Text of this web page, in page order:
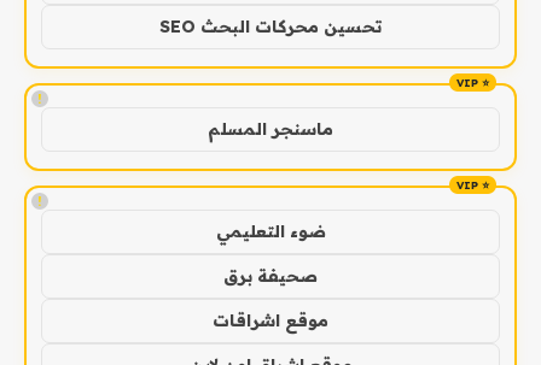
تحسين محركات البحث SEO
!
ماسنجر المسلم
!
ضوء التعليمي
صحيفة برق
موقع اشراقات